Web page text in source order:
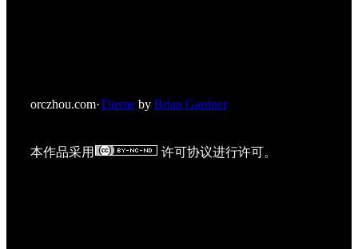
orczhou.com·Theme by Brian Gardner
本作品采用 许可协议进行许可。